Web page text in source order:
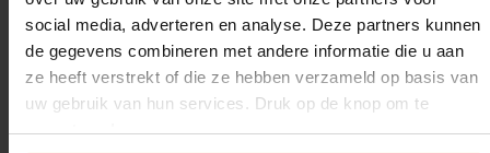
social media, adverteren en analyse. Deze partners kunnen
de gegevens combineren met andere informatie die u aan
ze heeft verstrekt of die ze hebben verzameld op basis van
uw gebruik van hun services. Druk op de knop om te
accepteren!